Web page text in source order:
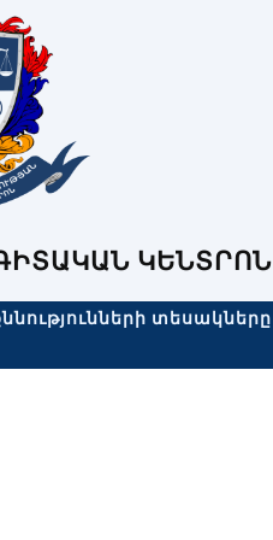
ԿԵՆՏՐՈՆ
տեսակները